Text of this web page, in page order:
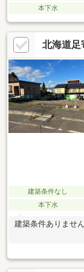
本下水
北海道足
建築条件なし
本下水
建築条件ありませ